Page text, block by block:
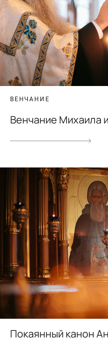
ВЕНЧАНИЕ
Венчание Михаила
Покаянный канон